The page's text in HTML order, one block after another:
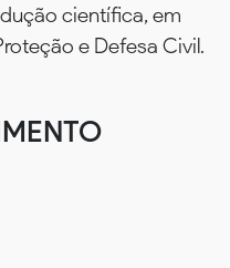
científica, em
e Defesa Civil.